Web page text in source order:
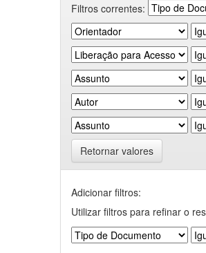
Filtros correntes:
Retornar valores
Adicionar filtros:
Utilizar filtros para refinar o